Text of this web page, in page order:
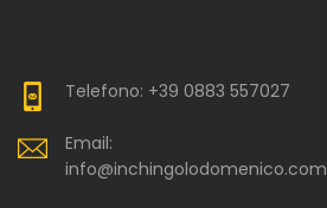
Telefono: +39 0883 557027
Email:
info@inchingolodomenico.com